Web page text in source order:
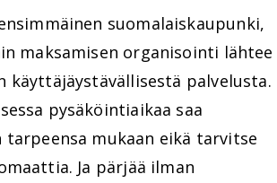
suomalaiskaupunki,
maksamisen organisointi lähtee
käyttäjäystävällisestä palvelusta.
pysäköintiaikaa saa
tarpeensa mukaan eikä tarvitse
Ja pärjää ilman